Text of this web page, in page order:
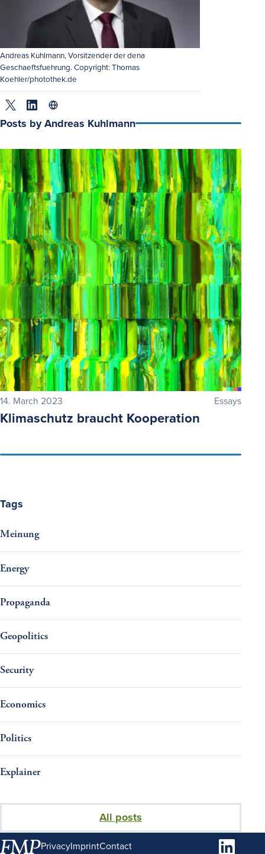
Andreas Kuhlmann, Vorsitzender der dena
Geschaeftsfuehrung. Copyright: Thomas
Koehler/photothek.de
TwitterLinkedInWebsite
Posts by Andreas Kuhlmann
14. March 2023 Essays
Klimaschutz braucht Kooperation
Tags
Meinung
Energy
Propaganda
Geopolitics
Security
Economics
Politics
Explainer
All posts
PrivacyImprintContact
LinkedIn